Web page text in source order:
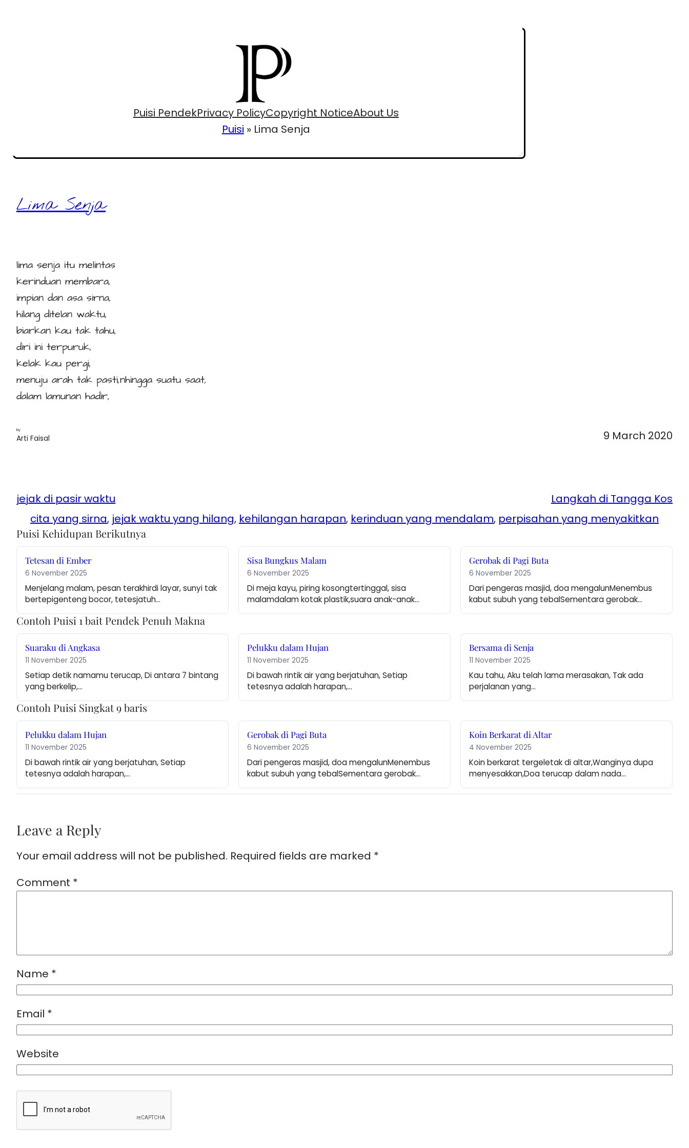
Puisi PendekPrivacy PolicyCopyright NoticeAbout Us
Puisi » Lima Senja
Lima Senja
lima senja itu melintas
kerinduan membara,
impian dan asa sirna,
hilang ditelan waktu,
biarkan kau tak tahu,
diri ini terpuruk,
kelak kau pergi,
menuju arah tak pasti,nhingga suatu saat,
dalam lamunan hadir,
by
Arti Faisal 9 March 2020
jejak di pasir waktu
Langkah di Tangga Kos
cita yang sirna, jejak waktu yang hilang, kehilangan harapan, kerinduan yang mendalam, perpisahan yang menyakitkan
Puisi Kehidupan Berikutnya
Tetesan di Ember
6 November 2025
Menjelang malam, pesan terakhirdi layar, sunyi tak
bertepigenteng bocor, tetesjatuh…
Sisa Bungkus Malam
6 November 2025
Di meja kayu, piring kosongtertinggal, sisa
malamdalam kotak plastik,suara anak-anak…
Gerobak di Pagi Buta
6 November 2025
Dari pengeras masjid, doa mengalunMenembus
kabut subuh yang tebalSementara gerobak…
Contoh Puisi 1 bait Pendek Penuh Makna
Suaraku di Angkasa
11 November 2025
Setiap detik namamu terucap, Di antara 7 bintang
yang berkelip,…
Pelukku dalam Hujan
11 November 2025
Di bawah rintik air yang berjatuhan, Setiap
tetesnya adalah harapan,…
Bersama di Senja
11 November 2025
Kau tahu, Aku telah lama merasakan, Tak ada
perjalanan yang…
Contoh Puisi Singkat 9 baris
Pelukku dalam Hujan
11 November 2025
Di bawah rintik air yang berjatuhan, Setiap
tetesnya adalah harapan,…
Gerobak di Pagi Buta
6 November 2025
Dari pengeras masjid, doa mengalunMenembus
kabut subuh yang tebalSementara gerobak…
Koin Berkarat di Altar
4 November 2025
Koin berkarat tergeletak di altar,Wanginya dupa
menyesakkan,Doa terucap dalam nada…
Leave a Reply
Your email address will not be published. Required fields are marked *
Comment *
Name *
Email *
Website